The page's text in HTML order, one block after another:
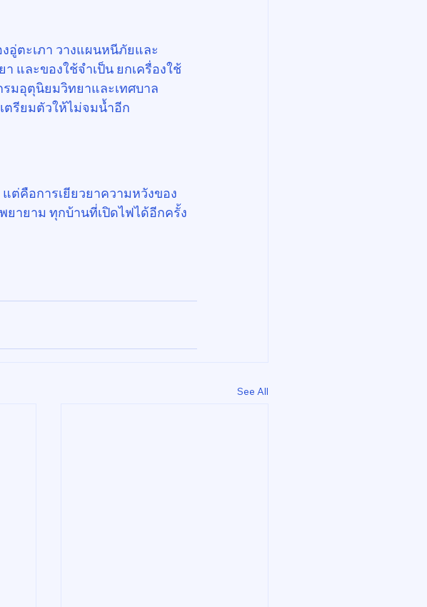
อู่ตะเภา วางแผนหนีภัยและ
และของใช้จำเป็น ยกเครื่องใช้
มอุตุนิยมวิทยาและเทศบาล
ตรียมตัวให้ไม่จมน้ำอีก
ต่คือการเยียวยาความหวังของ
ายาม ทุกบ้านที่เปิดไฟได้อีกครั้ง
See All